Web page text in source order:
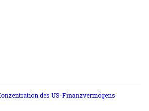
des US-Finanzvermögens